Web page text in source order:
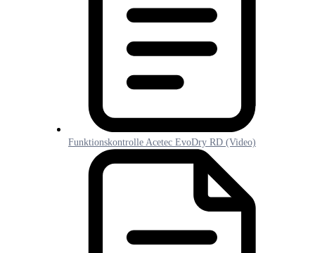
Funktionskontrolle Acetec EvoDry RD (Video)